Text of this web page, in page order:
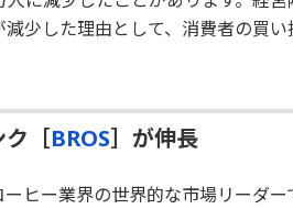
少した理由として、消費者の買い
ク［BROS］が伸長
ヒー業界の世界的な市場リーダ